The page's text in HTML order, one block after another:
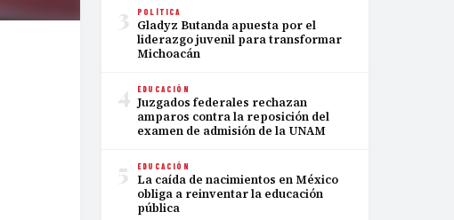
3 POLÍTICA
Gladyz Butanda apuesta por el
liderazgo juvenil para transformar
Michoacán
4 EDUCACIÓN
Juzgados federales rechazan
amparos contra la reposición del
examen de admisión de la UNAM
5 EDUCACIÓN
La caída de nacimientos en México
obliga a reinventar la educación
pública